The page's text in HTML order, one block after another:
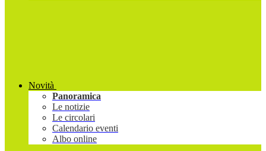
Novità
Panoramica
Le notizie
Le circolari
Calendario eventi
Albo online